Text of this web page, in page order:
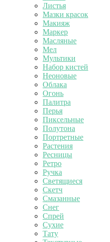
Листья
Мазки красок
Макияж
Маркер
Масляные
Мел
Мультики
Набор кистей
Неоновые
Облака
Огонь
Палитра
Перья
Пиксельные
Полутона
Портретные
Растения
Ресницы
Ретро
Ручка
Светящиеся
Скетч
Смазанные
Снег
Спрей
Сухие
Тату